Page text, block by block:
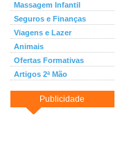
Massagem Infantil
Seguros e Finanças
Viagens e Lazer
Animais
Ofertas Formativas
Artigos 2ª Mão
Publicidade